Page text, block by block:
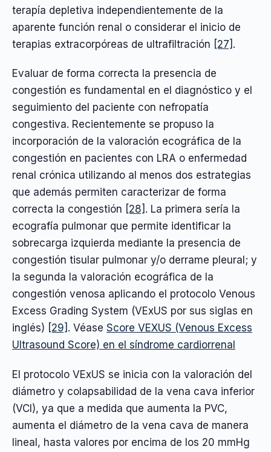
terapía depletiva independientemente de la
aparente función renal o considerar el inicio de
terapias extracorpóreas de ultrafiltración [27] .
Evaluar de forma correcta la presencia de
congestión es fundamental en el diagnóstico y el
seguimiento del paciente con nefropatía
congestiva. Recientemente se propuso la
incorporación de la valoración ecográfica de la
congestión en pacientes con LRA o enfermedad
renal crónica utilizando al menos dos estrategias
que además permiten caracterizar de forma
correcta la congestión [28] . La primera sería la
ecografía pulmonar que permite identificar la
sobrecarga izquierda mediante la presencia de
congestión tisular pulmonar y/o derrame pleural; y
la segunda la valoración ecográfica de la
congestión venosa aplicando el protocolo Venous
Excess Grading System (VExUS por sus siglas en
inglés) [29] . Véase Score VEXUS (Venous Excess
Ultrasound Score) en el síndrome cardiorrenal
El protocolo VExUS se inicia con la valoración del
diámetro y colapsabilidad de la vena cava inferior
(VCI), ya que a medida que aumenta la PVC,
aumenta el diámetro de la vena cava de manera
lineal, hasta valores por encima de los 20 mmHg